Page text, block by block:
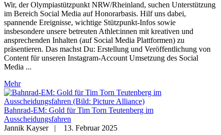
Wir, der Olympiastützpunkt NRW/Rheinland, suchen Unterstützung
im Bereich Social Media auf Honorarbasis. Hilf uns dabei,
spannende Ereignisse, wichtige Stützpunkt-Infos sowie
insbesondere unsere betreuten Athlet:innen mit kreativen und
ansprechenden Inhalten (auf Social Media Plattformen) zu
präsentieren. Das machst Du: Erstellung und Veröffentlichung von
Content für unseren Instagram-Account Umsetzung des Social
Media ...
Mehr
Bahnrad-EM: Gold für Tim Torn Teutenberg im
Ausscheidungsfahren
Jannik Kayser| 13. Februar 2025